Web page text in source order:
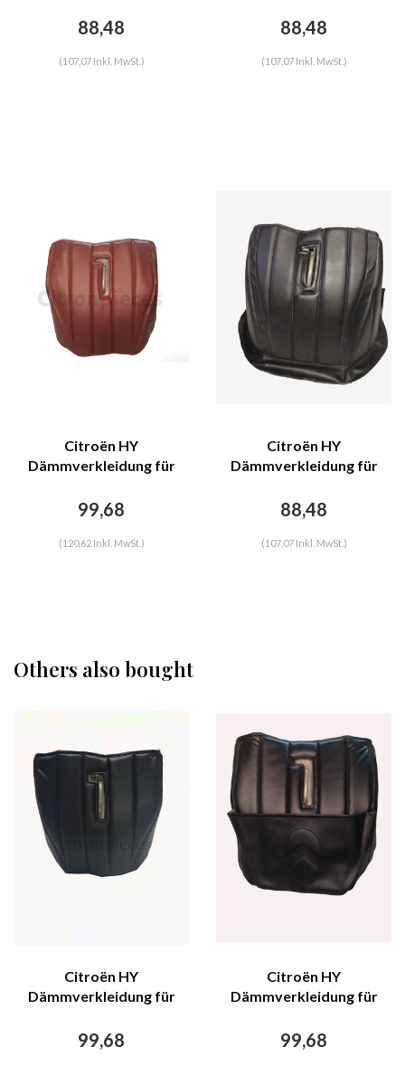
Kunstleder mit Bahnen
Citroën HY
88,48
(107,07 Inkl. MwSt.)
Kunstleder Citroën HY
88,48
(107,07 Inkl. MwSt.)
Citroën HY
Dämmverkleidung für
Kunstleder mit Bahnen
(Citroën logo) Citroën HY
99,68
(120,62 Inkl. MwSt.)
Citroën HY
Dämmverkleidung für
Kunstleder mit Bahnen
88,48
(107,07 Inkl. MwSt.)
Others also bought
Citroën HY
Dämmverkleidung für
Kunstleder mit Bahnen
99,68
Citroën HY
Dämmverkleidung für
Kunstleder mit Bahnen
99,68